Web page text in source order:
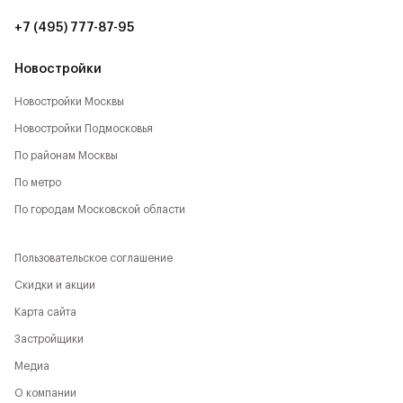
Новостройки
Новостройки Москвы
Новостройки Подмосковья
По районам Москвы
По метро
По городам Московской области
+7 (495) 777-87-95
Пользовательское соглашение
Скидки и акции
Карта сайта
Застройщики
Медиа
О компании